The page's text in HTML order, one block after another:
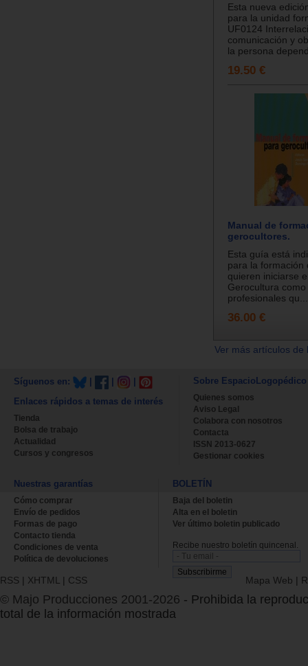
Esta nueva
para la unidad
UF0124
comunicación y
la persona
19.50 €
Manual de
gerocultores.
Esta guía está
para la formación
quieren iniciarse
Gerocultura
profesionales qu...
36.00 €
Ver más artículos
Síguenos en:
Enlaces rápidos a temas de interés
Tienda
Bolsa de trabajo
Actualidad
Cursos y congresos
Sobre EspacioLogopédico
Quienes somos
Aviso Legal
Colabora con nosotros
Contacta
ISSN 2013-0627
Gestionar cookies
Nuestras garantías
Cómo comprar
Envío de pedidos
Formas de pago
Contacto tienda
Condiciones de venta
Política de devoluciones
BOLETÍN
Baja del boletin
Alta en el boletin
Ver último boletin publicado
Recibe nuestro boletín quincenal.
RSS | XHTML | CSS Mapa Web |
© Majo Producciones 2001-2026 - Prohibida la
total de la información mostrada